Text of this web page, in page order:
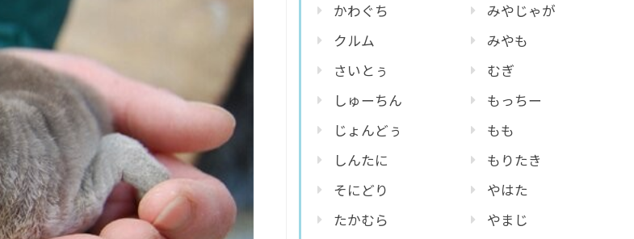
かわぐち
クルム
さいとぅ
しゅーちん
じょんどぅ
しんたに
そにどり
たかむら
みやじゃが
みやも
むぎ
もっちー
もも
もりたき
やはた
やまじ